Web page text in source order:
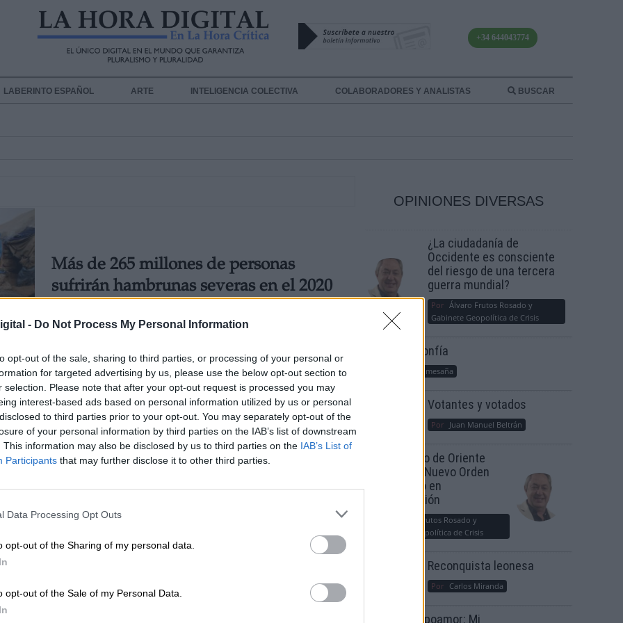
- Do Not Process My Personal Information
opt-out of the sale, sharing to third parties, or processing of your personal or
for targeted advertising by us, please use the below opt-out section to
selection. Please note that after your opt-out request is processed you may
interest-based ads based on personal information utilized by us or personal
to third parties prior to your opt-out. You may separately opt-out of the
of your personal information by third parties on the IAB’s list of downstream
This information may also be disclosed by us to third parties on the IAB’s List of
Participants that may further disclose it to other third parties.
Data Processing Opt Outs
opt-out of the Sharing of my personal data.
opt-out of the Sale of my Personal Data.
+34 644043774
LABERINTO ESPAÑOL ARTE INTELIGENCIA COLECTIVA COLABORADORES Y ANALISTAS BUSCAR
Más de 265 millones de personas
sufrirán hambrunas severas en el 2020
PorFacundo Caín Sagárnaga Giles
La pandemia dispara el porcentaje de
población que sufre desnutrición
Más artículos de este autor
OPINIONES DIVERSAS
¿La ciudadanía de
Occidente es consciente
del riesgo de una tercera
guerra mundial?
Por Álvaro Frutos Rosado y
Gabinete Geopolítica de Crisis
Suelta y confía
María Comesaña
Votantes y votados
Por Juan Manuel Beltrán
El Conflicto de Oriente
Medio: Un Nuevo Orden
Autoritario en
Construcción
Álvaro Frutos Rosado y
Gabinete Geopolítica de Crisis
Reconquista leonesa
Por Carlos Miranda
Clara Campoamor: Mi